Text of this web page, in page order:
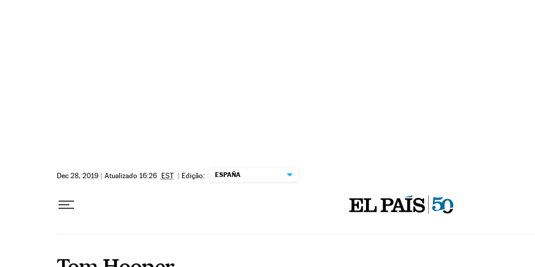
Dec 28, 2019 | Atualizado 16:26 EST | Edição: ESPAÑA